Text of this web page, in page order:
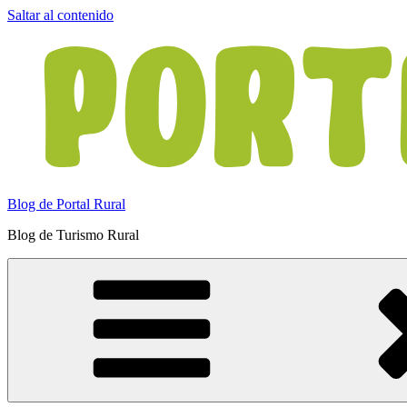
Saltar al contenido
Blog de Portal Rural
Blog de Turismo Rural